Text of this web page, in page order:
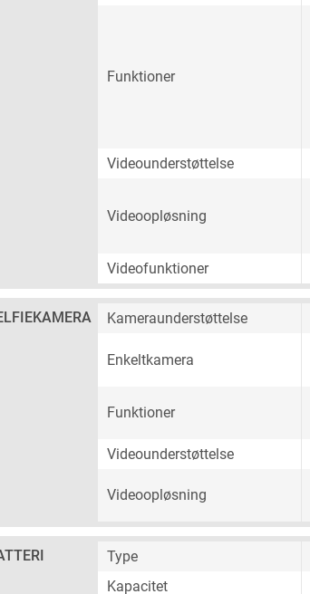
Funktioner
Videounderstøttelse
Videoopløsning
Videofunktioner
Kameraunderstøttelse
Enkeltkamera
Funktioner
Videounderstøttelse
Videoopløsning
Type
Kapacitet